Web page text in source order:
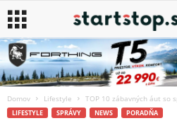
Domov Lifestyle TOP 10 zábavných áut so
LIFESTYLE SPRÁVY NEWS PORADŇA